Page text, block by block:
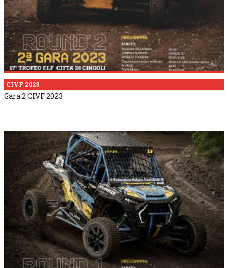
CIVF 2023
Gara 2 CIVF 2023